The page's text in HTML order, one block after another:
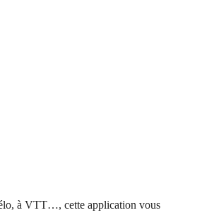
à VTT…, cette application vous